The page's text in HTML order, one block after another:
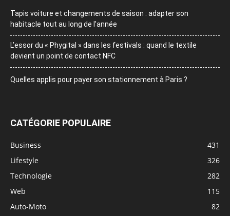
Tapis voiture et changements de saison : adapter son
habitacle tout au long de l’année
L’essor du « Phygital » dans les festivals : quand le textile
devient un point de contact NFC
Quelles applis pour payer son stationnement à Paris ?
CATÉGORIE POPULAIRE
Business
431
Lifestyle
326
Technologie
282
Web
115
Auto-Moto
82